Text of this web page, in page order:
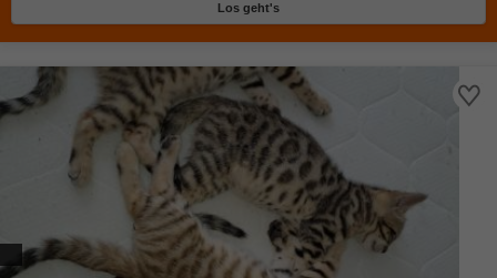
Los geht's